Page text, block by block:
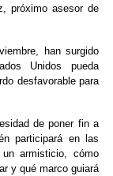
próximo asesor de
han surgido
Unidos pueda
desfavorable para
de poner fin a
participará en las
armisticio, cómo
y qué marco guiará